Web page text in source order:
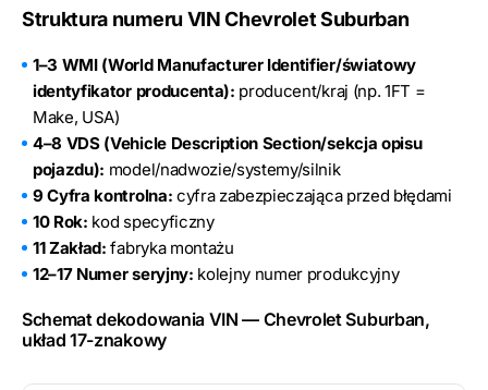
Struktura numeru VIN Chevrolet Suburban
1–3 WMI (World Manufacturer Identifier/światowy
identyfikator producenta): producent/kraj (np. 1FT =
Make, USA)
4–8 VDS (Vehicle Description Section/sekcja opisu
pojazdu): model/nadwozie/systemy/silnik
9 Cyfra kontrolna: cyfra zabezpieczająca przed błędami
10 Rok: kod specyficzny
11 Zakład: fabryka montażu
12–17 Numer seryjny: kolejny numer produkcyjny
Schemat dekodowania VIN — Chevrolet Suburban,
układ 17-znakowy